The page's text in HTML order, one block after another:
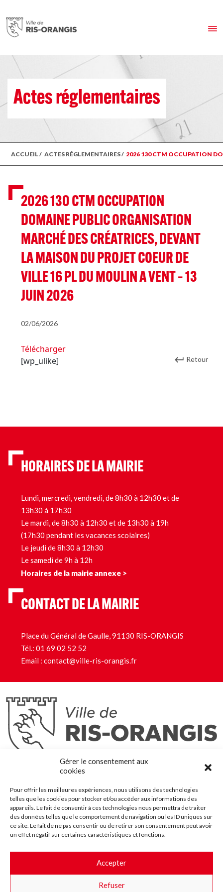
Gérer le consentement aux
cookies
Pour offrir les meilleures expériences, nous utilisons des technologies
telles que les cookies pour stocker et/ou accéder aux informations des
appareils. Le fait de consentir à ces technologies nous permettra de traiter
des données telles que le comportement de navigation ou les ID uniques sur
ce site. Le fait de ne pas consentir ou de retirer son consentement peut avoir
un effet négatif sur certaines caractéristiques et fonctions.
Accepter
Refuser
Actes réglementaires
ACCUEIL/ ACTES RÉGLEMENTAIRES/ 2026 130 CTM OCCUPATION
2026 130 CTM OCCUPATION
DOMAINE PUBLIC ORGANISATION
MARCHÉ DES CRÉATRICES, DEVANT
LA MAISON DU PROJET COEUR DE
VILLE 16 PL DU MOULIN A VENT – 13
JUIN 2026
02/06/2026
Télécharger
[wp_ulike]
Retour
HORAIRES DE LA MAIRIE
Lundi, mercredi, vendredi, de 8h30 à 12h30 et de
13h30 à 17h30
Le mardi, de 8h30 à 12h30 et de 13h30 à 19h
(17h30 pendant les vacances scolaires)
Le jeudi de 8h30 à 12h30
Le samedi de 9h à 12h
Horaires de la mairie annexe >
CONTACT DE LA MAIRIE
Place du Général de Gaulle, 91130 RIS-ORANGIS
Tél.: 01 69 02 52 52
Email : contact@ville-ris-orangis.fr
Ris-Orangis
@2022 — Tous droits réservés
Plan du site
Contact
Accessibilité
Crédits
Les marchés publics
Suggestions & Améliorations